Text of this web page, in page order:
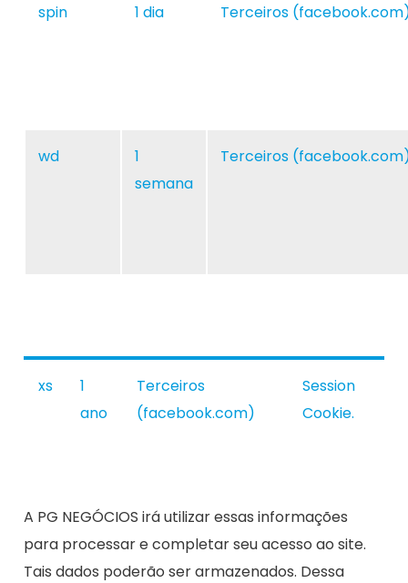
spin 1 dia Terceiros
wd
1
semana
Terceiros
xs
1
ano
Terceiros
(facebook.com)
Session
Cookie.
A PG NEGÓCIOS irá utilizar essas informações
para processar e completar seu acesso ao site.
Tais dados poderão ser armazenados. Dessa